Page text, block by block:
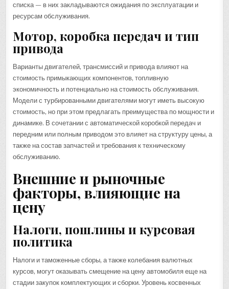
списка — в них закладываются ожидания по эксплуатации и
ресурсам обслуживания.
Мотор, коробка передач и тип
привода
Варианты двигателей, трансмиссий и привода влияют на
стоимость примыкающих компонентов, топливную
экономичность и потенциально на стоимость обслуживания.
Модели с турбированными двигателями могут иметь высокую
стоимость, но при этом предлагать преимущества по мощности и
динамике. В сочетании с автоматической коробкой передач и
передним или полным приводом это влияет на структуру цены, а
также на состав запчастей и требования к техническому
обслуживанию.
Внешние и рыночные
факторы, влияющие на
цену
Налоги, пошлины и курсовая
политика
Налоги и таможенные сборы, а также колебания валютных
курсов, могут оказывать смещение на цену автомобиля еще на
стадии закупок комплектующих и сборки. Уровень косвенных